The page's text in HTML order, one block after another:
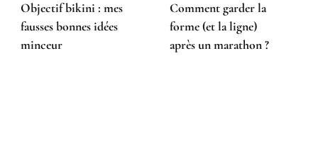
Objectif bikini : mes
fausses bonnes idées
minceur
Comment garder la
forme (et la ligne)
après un marathon ?